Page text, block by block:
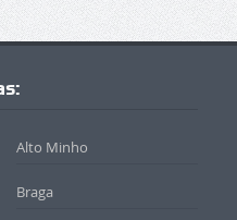
Alto Minho
Braga